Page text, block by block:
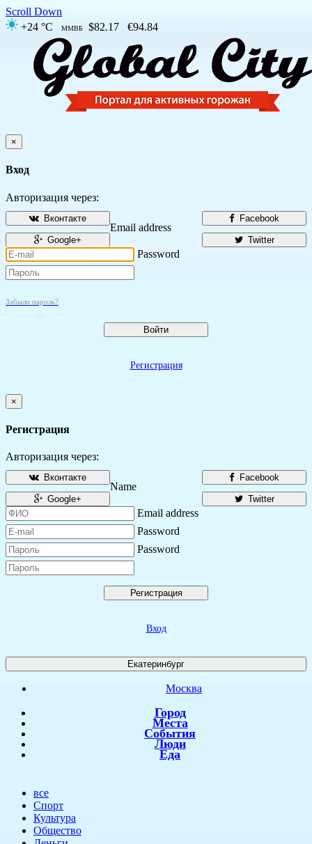
Scroll Down
+24 °C
ММВБ $82.17 €94.84
×
Вход
Авторизация через:
Facebook
Вконтакте
Twitter
Google+
Email address
Password
Забыли пароль?
Войти
Регистрация
×
Регистрация
Авторизация через:
Facebook
Вконтакте
Twitter
Google+
Name
Email address
Password
Password
Регистрация
Вход
Екатеринбург
Москва
Город
Места
События
Люди
Еда
все
Спорт
Культура
Общество